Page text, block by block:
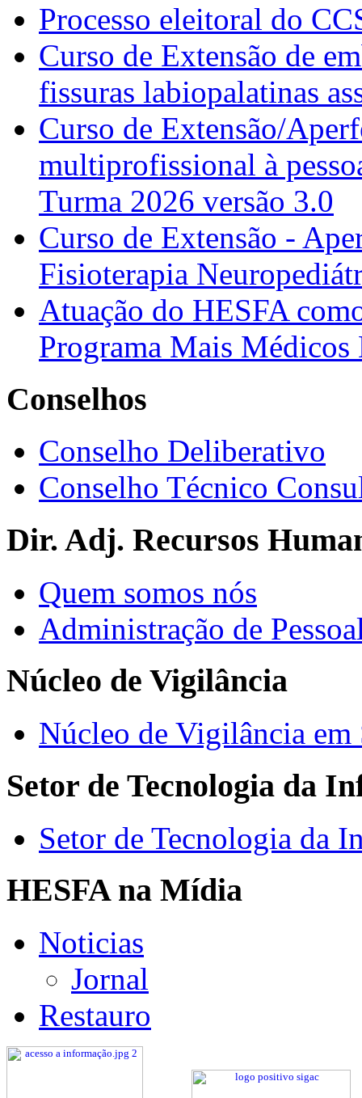
Processo eleitoral do
Curso de Extensão de
fissuras labiopalatinas
Curso de Extensão/
multiprofissional à
Turma 2026 versão 3.0
Curso de Extensão -
Fisioterapia
Atuação do HESFA
Programa Mais
Conselhos
Conselho Deliberativo
Conselho Técnico
Dir. Adj. Recursos
Quem somos nós
Administração de
Núcleo de Vigilância
Núcleo de Vigilância em
Setor de Tecnologia da
Setor de Tecnologia da
HESFA na Mídia
Noticias
Jornal
Restauro